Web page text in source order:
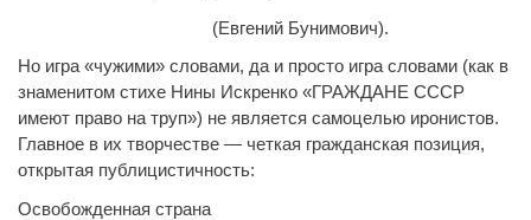
(Евгений Бунимович).
Но игра «чужими» словами, да и просто игра словами (как в
знаменитом стихе Нины Искренко «ГРАЖДАНЕ СССР
имеют право на труп») не является самоцелью иронистов.
Главное в их творчестве — четкая гражданская позиция,
открытая публицистичность:
Освобожденная страна